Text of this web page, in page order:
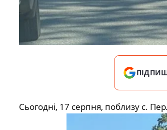
Сьогодні, 17 серпня, поблизу с.